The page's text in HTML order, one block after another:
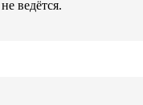
ведётся.